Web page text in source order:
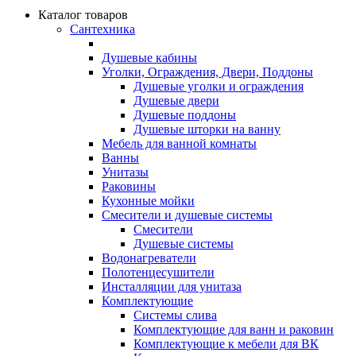
Каталог товаров
Сантехника
Душевые кабины
Уголки, Ограждения, Двери, Поддоны
Душевые уголки и ограждения
Душевые двери
Душевые поддоны
Душевые шторки на ванну
Мебель для ванной комнаты
Ванны
Унитазы
Раковины
Кухонные мойки
Смесители и душевые системы
Смесители
Душевые системы
Водонагреватели
Полотенцесушители
Инсталляции для унитаза
Комплектующие
Системы слива
Комплектующие для ванн и раковин
Комплектующие к мебели для ВК